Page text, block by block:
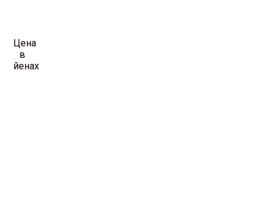
Цена
в
йенах